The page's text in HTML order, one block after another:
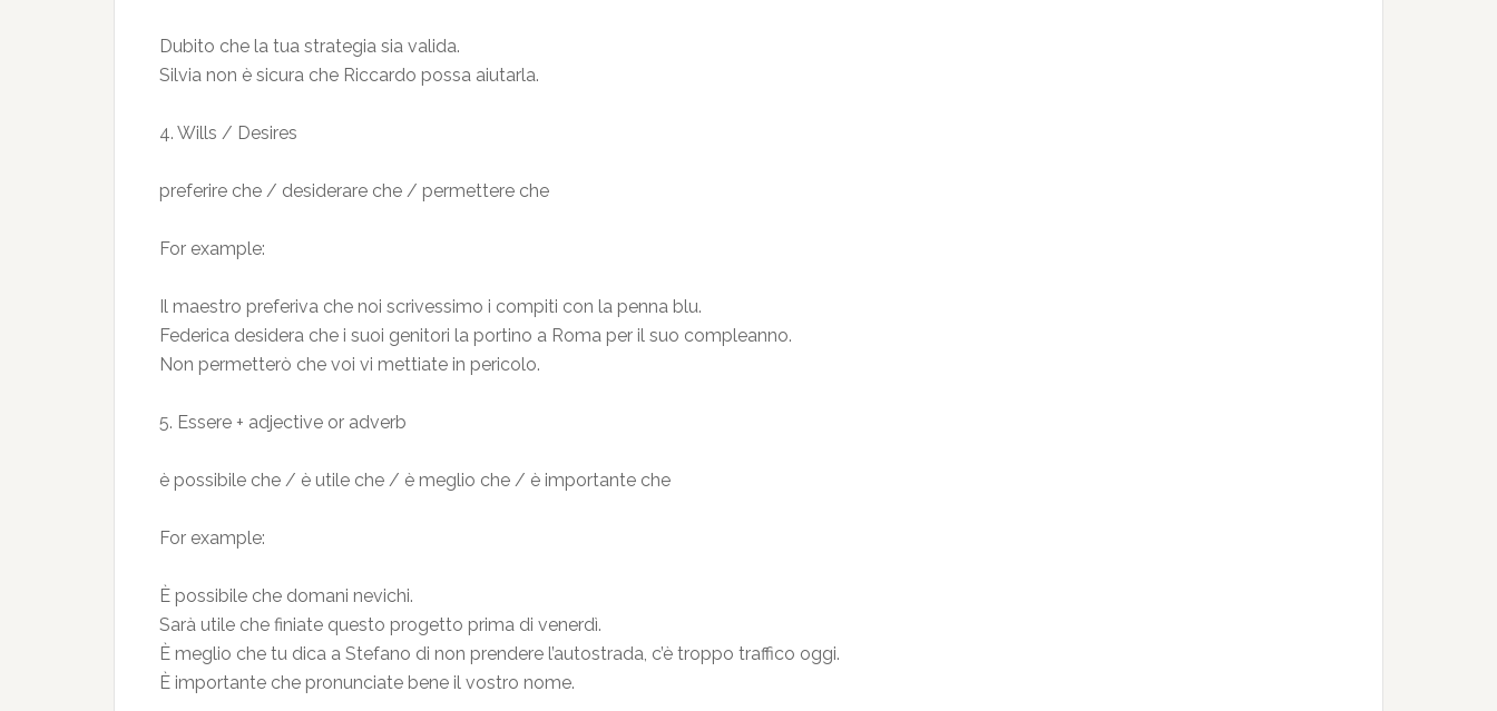
Dubito che la tua strategia sia valida.
Silvia non è sicura che Riccardo possa aiutarla.
4. Wills / Desires
preferire che / desiderare che / permettere che
For example:
Il maestro preferiva che noi scrivessimo i compiti con la penna blu.
Federica desidera che i suoi genitori la portino a Roma per il suo compleanno.
Non permetterò che voi vi mettiate in pericolo.
5. Essere + adjective or adverb
è possibile che / è utile che / è meglio che / è importante che
For example:
È possibile che domani nevichi.
Sarà utile che finiate questo progetto prima di venerdì.
È meglio che tu dica a Stefano di non prendere l’autostrada, c’è troppo traffico oggi.
È importante che pronunciate bene il vostro nome.